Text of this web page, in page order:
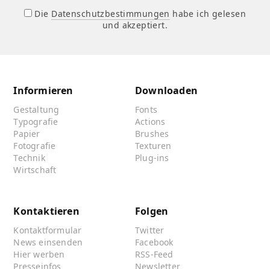
Die Datenschutzbestimmungen habe ich gelesen
und akzeptiert.
Informieren
Gestaltung
Typografie
Papier
Fotografie
Technik
Wirtschaft
Downloaden
Fonts
Actions
Brushes
Texturen
Plug-ins
Kontaktieren
Kontaktformular
News einsenden
Hier werben
Presseinfos
Folgen
Twitter
Facebook
RSS-Feed
Newsletter